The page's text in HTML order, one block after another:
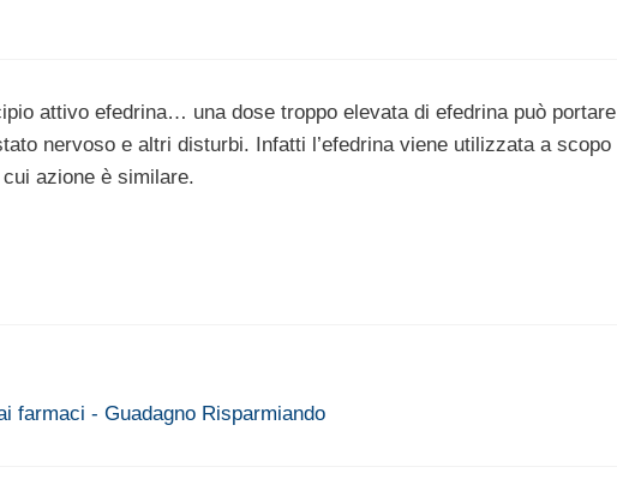
attivo efedrina… una dose troppo elevata di efedrina può portare
nervoso e altri disturbi. Infatti l’efedrina viene utilizzata a scopo
azione è similare.
farmaci - Guadagno Risparmiando